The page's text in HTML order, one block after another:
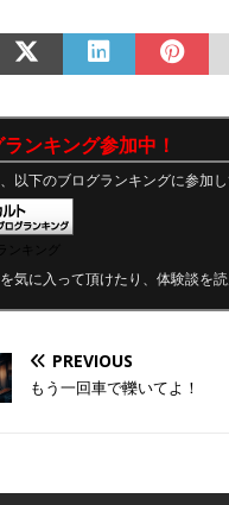
ンキング参加中！
以下のブログランキングに参加し
気に入って頂けたり、体験談を
PREVIOUS
もう一回車で轢いてよ！